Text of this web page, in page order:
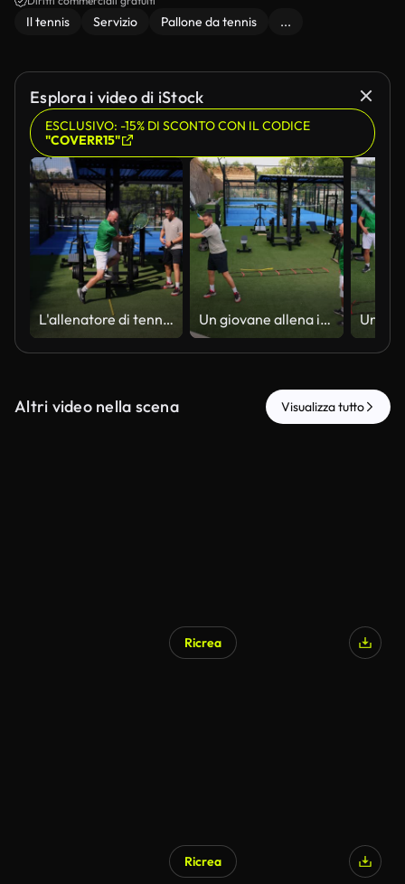
Il tennis Servizio Pallone da tennis ...
Esplora i video di iStock
ESCLUSIVO: -15% DI SCONTO CON IL CODICE
"COVERR15"
L'allenatore di tennis guida l'uomo sportivo durante una lezione privata in campo, dimostrando presa e tecnica corrette. La scena riflette la dedizione all'allenamento sportivo, allo sviluppo personale e all'attività all'aperto Un giovane allena il suo swing con racchetta da tennis sotto la guida di un personal trainer su un campo erboso all'aperto
Altri video nella scena Visualizza tutto
Ricrea
Ricrea